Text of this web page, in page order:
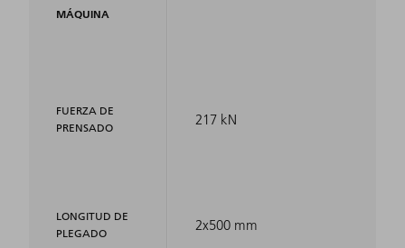
MÁQUINA
FUERZA DE
PRENSADO
LONGITUD DE
PLEGADO
217 kN
2x500 mm